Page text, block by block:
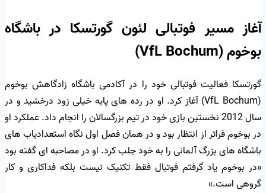
آغاز مسیر فوتبالی لئون گورتسکا در باشگاه
بوخوم (VfL Bochum)
گورتسکا فعالیت فوتبالی خود را در آکادمی باشگاه زادگاهش بوخوم
(VfL Bochum) آغاز کرد. او در رده های پایه خیلی زود درخشید و در
سال 2012 نخستین بازی خود در تیم بزرگسالان را انجام داد. عملکرد او
در بوخوم فراتر از انتظار بود و در همان فصل اول نگاه استعدادیاب های
باشگاه های بزرگ آلمانی را به خود جلب کرد. او در مصاحبه ای گفته بود
«در بوخوم یاد گرفتم فوتبال فقط تکنیک نیست بلکه فداکاری و کار
گروهی است.»